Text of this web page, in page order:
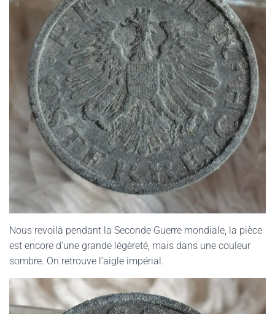
Nous revoilà pendant la Seconde Guerre mondiale, la pièce
est encore d’une grande légèreté, mais dans une couleur
sombre. On retrouve l’aigle impérial.